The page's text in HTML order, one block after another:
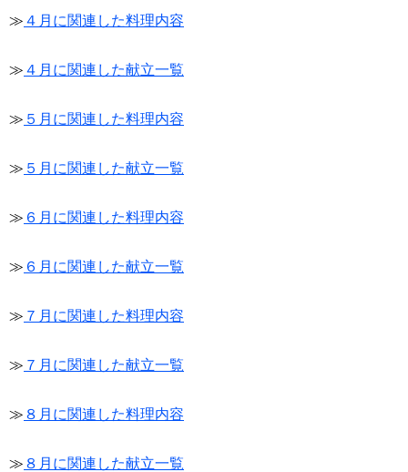
≫ ４月に関連した料理内容
≫ ４月に関連した献立一覧
≫ ５月に関連した料理内容
≫ ５月に関連した献立一覧
≫ ６月に関連した料理内容
≫ ６月に関連した献立一覧
≫ ７月に関連した料理内容
≫ ７月に関連した献立一覧
≫ ８月に関連した料理内容
≫ ８月に関連した献立一覧